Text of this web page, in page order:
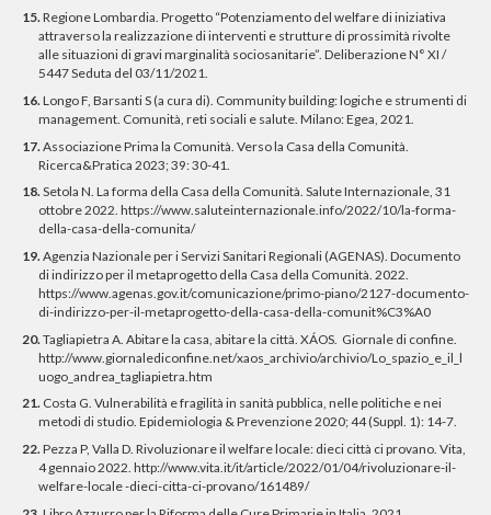
15. Regione Lombardia. Progetto “Potenziamento del welfare di iniziativa
attraverso la realizzazione di interventi e strutture di prossimità rivolte
alle situazioni di gravi marginalità sociosanitarie”. Deliberazione N° XI /
5447 Seduta del 03/11/2021.
16. Longo F, Barsanti S (a cura di). Community building: logiche e strumenti di
management. Comunità, reti sociali e salute. Milano: Egea, 2021.
17. Associazione Prima la Comunità. Verso la Casa della Comunità.
Ricerca&Pratica 2023; 39: 30-41.
18. Setola N. La forma della Casa della Comunità. Salute Internazionale, 31
ottobre 2022. https://www.saluteinternazionale.info/2022/10/la-forma-
della-casa-della-comunita/
19. Agenzia Nazionale per i Servizi Sanitari Regionali (AGENAS). Documento
di indirizzo per il metaprogetto della Casa della Comunità. 2022.
https://www.agenas.gov.it/comunicazione/primo-piano/2127-documento-
di-indirizzo-per-il-metaprogetto-della-casa-della-comunit%C3%A0
20. Tagliapietra A. Abitare la casa, abitare la città. XÁOS. Giornale di confine.
http://www.giornalediconfine.net/xaos_archivio/archivio/Lo_spazio_e_il_l
uogo_andrea_tagliapietra.htm
21. Costa G. Vulnerabilità e fragilità in sanità pubblica, nelle politiche e nei
metodi di studio. Epidemiologia & Prevenzione 2020; 44 (Suppl. 1): 14-7.
22. Pezza P, Valla D. Rivoluzionare il welfare locale: dieci città ci provano. Vita,
4 gennaio 2022. http://www.vita.it/it/article/2022/01/04/rivoluzionare-il-
welfare-locale -dieci-citta-ci-provano/161489/